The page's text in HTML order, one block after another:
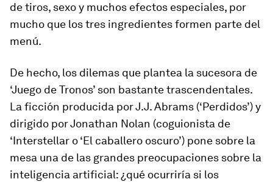
de tiros, sexo y muchos efectos especiales, por
mucho que los tres ingredientes formen parte del
menú.
De hecho, los dilemas que plantea la sucesora de
‘Juego de Tronos’ son bastante trascendentales.
La ficción producida por J.J. Abrams (‘Perdidos’) y
dirigido por Jonathan Nolan (coguionista de
‘Interstellar o ‘El caballero oscuro’) pone sobre la
mesa una de las grandes preocupaciones sobre la
inteligencia artificial: ¿qué ocurriría si los